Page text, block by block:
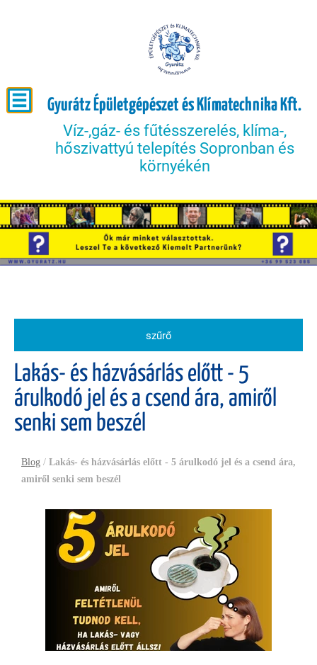
Gyurátz Épületgépészet és Klímatechnika Kft.
Víz-,gáz- és fűtésszerelés, klíma-,
hőszivattyú telepítés Sopronban és
környékén
szűrő
Lakás- és házvásárlás előtt - 5
árulkodó jel és a csend ára, amiről
senki sem beszél
Blog / Lakás- és házvásárlás előtt - 5 árulkodó jel és a csend ára,
amiről senki sem beszél